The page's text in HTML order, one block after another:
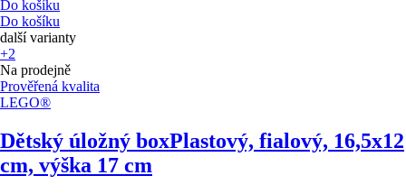
Do košíku
Do košíku
další varianty
+2
Na prodejně
Prověřená kvalita
LEGO®
Dětský úložný boxPlastový, fialový, 16,5x12
cm, výška 17 cm